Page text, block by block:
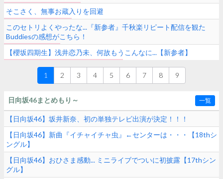
そこさく、無事お蔵入りを回避
このセトリよくやったな...『新参者』千秋楽リピート配信を観た
Buddiesの感想がこちら！
【櫻坂四期生】浅井恋乃未、何故もうこんなに...【新参者】
1 2 3 4 5 6 7 8 9
日向坂46まとめもり～ 一覧
【日向坂46】坂井新奈、初の単独テレビ出演が決定！！！
【日向坂46】新曲『イチャイチャ虫』←センターは・・・【18thシ
ングル】
【日向坂46】おひさま感動... ミニライブでついに初披露【17thシン
グル】